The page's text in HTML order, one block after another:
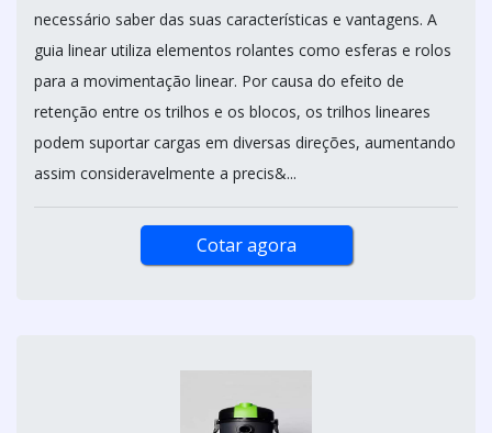
necessário saber das suas características e vantagens. A
guia linear utiliza elementos rolantes como esferas e rolos
para a movimentação linear. Por causa do efeito de
retenção entre os trilhos e os blocos, os trilhos lineares
podem suportar cargas em diversas direções, aumentando
assim consideravelmente a precis&...
Cotar agora